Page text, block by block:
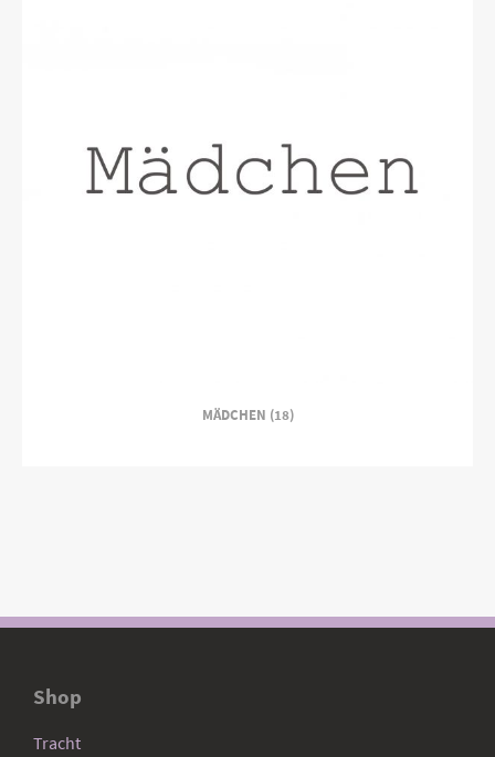
MÄDCHEN (18)
Shop
Tracht